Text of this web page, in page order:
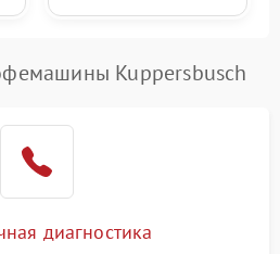
Kuppersbusch
диагностика